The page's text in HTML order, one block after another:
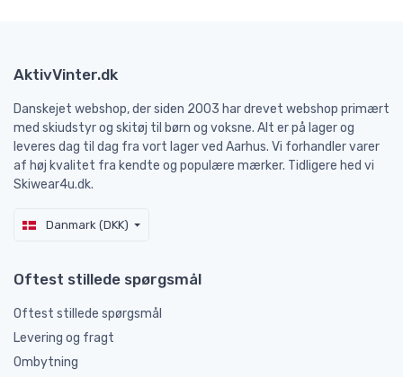
AktivVinter.dk
Danskejet webshop, der siden 2003 har drevet webshop primært
med skiudstyr og skitøj til børn og voksne. Alt er på lager og
leveres dag til dag fra vort lager ved Aarhus. Vi forhandler varer
af høj kvalitet fra kendte og populære mærker. Tidligere hed vi
Skiwear4u.dk.
Danmark (DKK)
Oftest stillede spørgsmål
Oftest stillede spørgsmål
Levering og fragt
Ombytning